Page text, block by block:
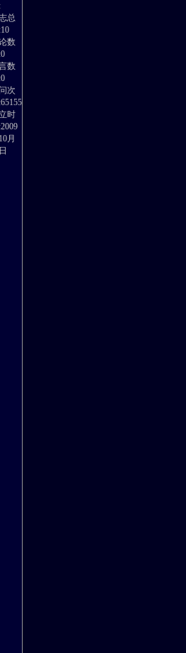
总
数
数
次
时
月